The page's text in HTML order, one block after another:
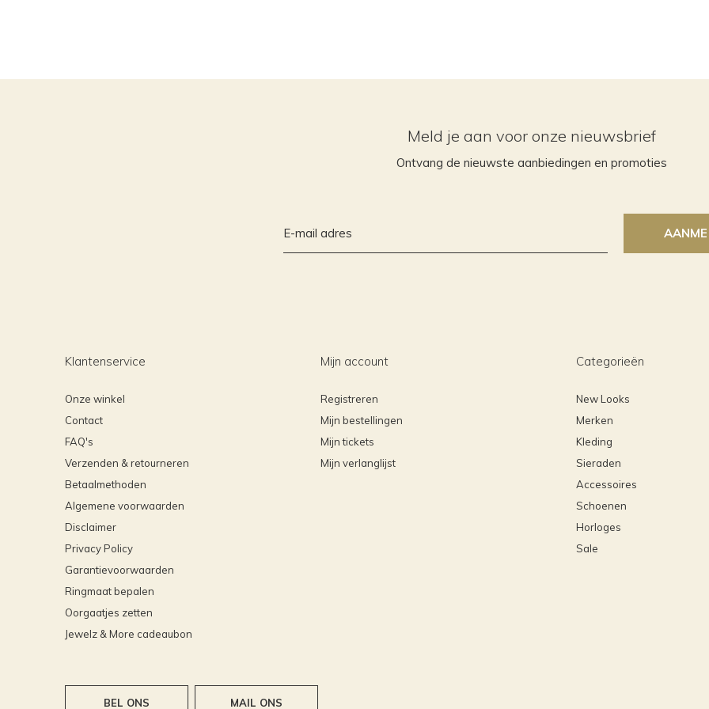
Meld je aan voor onze nieuwsbrief
Ontvang de nieuwste aanbiedingen en promoties
Klantenservice
Onze winkel
Contact
FAQ's
Verzenden & retourneren
Betaalmethoden
Algemene voorwaarden
Disclaimer
Privacy Policy
Garantievoorwaarden
Ringmaat bepalen
Oorgaatjes zetten
Jewelz & More cadeaubon
Mijn account
Registreren
Mijn bestellingen
Mijn tickets
Mijn verlanglijst
Categorieën
New Looks
Merken
Kleding
Sieraden
Accessoires
Schoenen
Horloges
Sale
BEL ONS MAIL ONS